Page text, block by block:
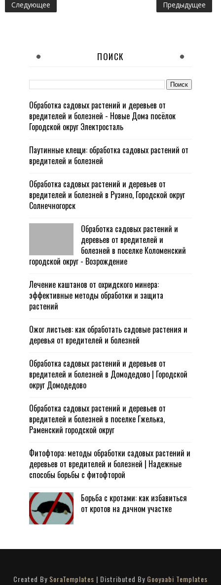
Следующее Предыдущее
ПОИСК
Обработка садовых растений и деревьев от
вредителей и болезней - Новые Дома посёлок
Городской округ Электросталь
Паутинные клещи: обработка садовых растений от
вредителей и болезней
Обработка садовых растений и деревьев от
вредителей и болезней в Рузино, Городской округ
Солнечногорск
Обработка садовых растений и
деревьев от вредителей и
болезней в поселке Коломенский
городской округ - Возрождение
Лечение каштанов от охридского минера:
эффективные методы обработки и защита
растений
Ожог листьев: как обработать садовые растения и
деревья от вредителей и болезней
Обработка садовых растений и деревьев от
вредителей и болезней в Домодедово | Городской
округ Домодедово
Обработка садовых растений и деревьев от
вредителей и болезней в поселке Гжелька,
Раменский городской округ
Фитофтора: методы обработки садовых растений и
деревьев от вредителей и болезней | Надежные
способы борьбы с фитофторой
Борьба с кротами: как избавиться
от кротов на дачном участке
Created By SoraTemplates | Distributed By Gooyaabi Templates